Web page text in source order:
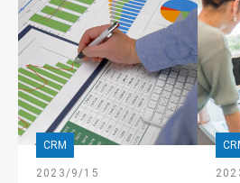
CRM
2023/9/15